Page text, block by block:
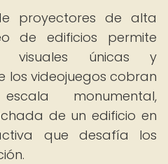
proyectores de alta
de edificios permite
visuales únicas y
los videojuegos cobran
monumental,
de un edificio en
que desafía los